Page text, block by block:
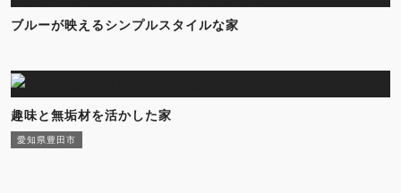
ブルーが映えるシンプルスタイルな家
趣味と無垢材を活かした家
愛知県豊田市